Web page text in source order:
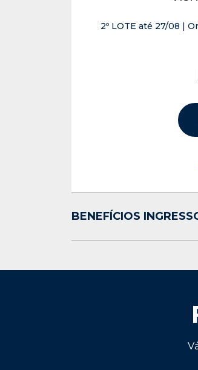
2º LOTE até 27/08 |
BENEFÍCIOS